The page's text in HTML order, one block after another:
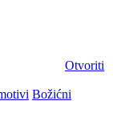
Otvoriti
Božićni